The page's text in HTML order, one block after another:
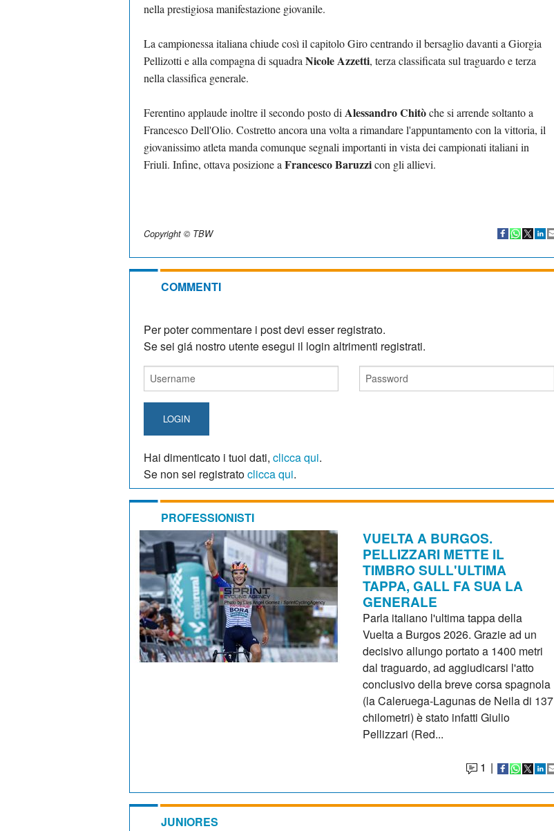
nella prestigiosa manifestazione giovanile.
La campionessa italiana chiude così il capitolo Giro centrando il bersaglio davanti a Giorgia
Pellizotti e alla compagna di squadra Nicole Azzetti, terza classificata sul traguardo e terza
nella classifica generale.
Ferentino applaude inoltre il secondo posto di Alessandro Chitòche si arrende soltanto a
Francesco Dell'Olio. Costretto ancora una volta a rimandare l'appuntamento con la vittoria, il
giovanissimo atleta manda comunque segnali importanti in vista dei campionati italiani in
Friuli. Infine, ottava posizione a Francesco Baruzzicon gli allievi.
Copyright © TBW
COMMENTI
Per poter commentare i post devi esser registrato.
Se sei giá nostro utente esegui il login altrimenti registrati.
LOGIN
Hai dimenticato i tuoi dati, clicca qui.
Se non sei registratoclicca qui.
PROFESSIONISTI
VUELTA A BURGOS.
PELLIZZARI METTE IL
TIMBRO SULL'ULTIMA
TAPPA, GALL FA SUA LA
GENERALE
Parla italiano l'ultima tappa della
Vuelta a Burgos 2026. Grazie ad un
decisivo allungo portato a 1400 metri
dal traguardo, ad aggiudicarsi l'atto
conclusivo della breve corsa spagnola
(la Caleruega-Lagunas de Neila di 137
chilometri) è stato infatti Giulio
Pellizzari (Red...
1 |
JUNIORES